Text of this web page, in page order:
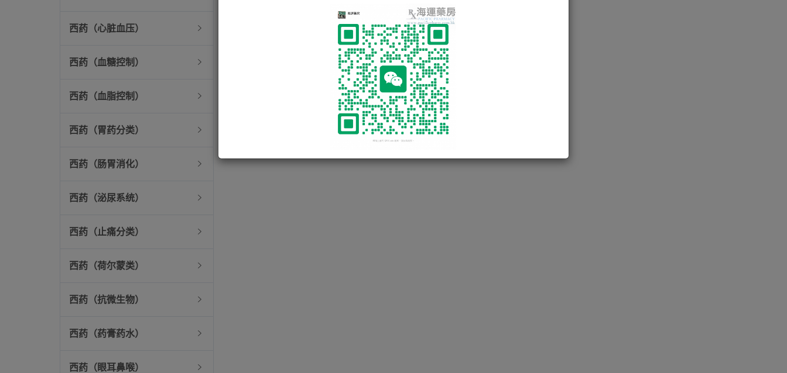
西药（心脏血压）
西药（血糖控制）
西药（血脂控制）
西药（胃药分类）
西药（肠胃消化）
西药（泌尿系统）
西药（止痛分类）
西药（荷尔蒙类）
西药（抗微生物）
西药（药膏药水）
西药（眼耳鼻喉）